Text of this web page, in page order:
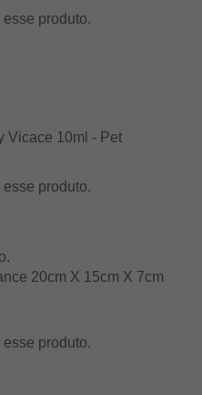
produto.
Vicace 10ml - Pet
produto.
20cm X 15cm X 7cm
produto.